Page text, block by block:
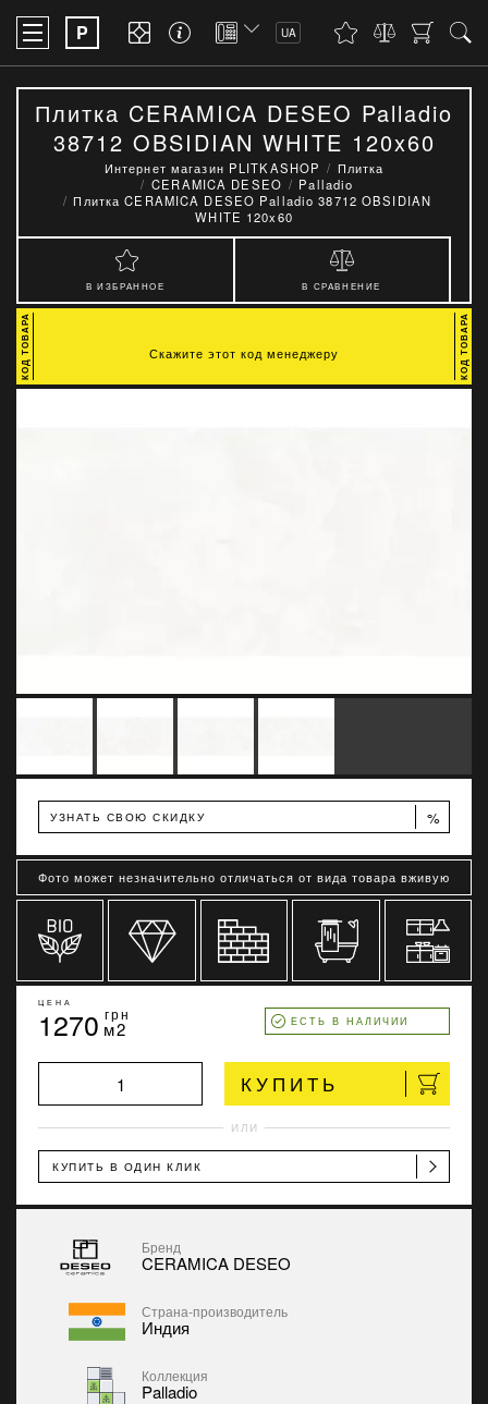
P UA
Плитка CERAMICA DESEO Palladio
38712 OBSIDIAN WHITE 120x60
Интернет магазин PLITKASHOP
Плитка
CERAMICA DESEO
Palladio
Плитка CERAMICA DESEO Palladio 38712 OBSIDIAN
WHITE 120x60
В ИЗБРАННОЕ В СРАВНЕНИЕ
УЗНАТЬ СВОЮ СКИДКУ %
Фото может незначительно отличаться от вида товара вживую
ЦЕНА
1270 грн
м2 ЕСТЬ В НАЛИЧИИ
КУПИТЬ
ИЛИ
КУПИТЬ В ОДИН КЛИК
Бренд
CERAMICA DESEO
Страна-производитель
Индия
Коллекция
Palladio
Скажите этот код менеджеру